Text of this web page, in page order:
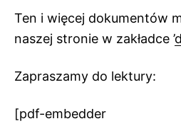
Ten i więcej dokumentów
naszej stronie w zakładce ’
Zapraszamy do lektury:
[pdf-embedder